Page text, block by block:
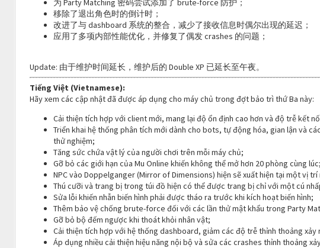
为 Party Matching 密码尝试添加了 brute-force 防护；
移除了退出角色时的倒计时；
改进了与 dashboard 系统的整合，减少了接收信息时偶尔出现的延迟；
应用了多项内部性能优化，并修复了偶发 crashes 的问题；
Update: 由于维护时间延长，维护后的 Double XP 已延长至午夜。
Tiếng Việt (Vietnamese):
Hãy xem các cập nhật đã được áp dụng cho máy chủ trong đợt bảo trì thứ Ba này:
Cải thiện tích hợp với client mới, mang lại độ ổn định cao hơn và độ trễ kết
Triển khai hệ thống phân tích mới dành cho bots, tự động hóa, gian lận và
thử nghiệm;
Tăng sức chứa vật lý của người chơi trên mỗi máy chủ;
Gỡ bỏ các giới hạn của Mu Online khiến không thể mở hơn 20 phòng cùng lúc;
NPC vào Doppelganger (Mirror of Dimensions) hiện sẽ xuất hiện tại một vị
Thú cưỡi và trang bị trong túi đồ hiện có thể được trang bị chỉ với một cú
Sửa lỗi khiến nhẫn biến hình phải được tháo ra trước khi kích hoạt biến hình;
Thêm bảo vệ chống brute-force đối với các lần thử mật khẩu trong Party
Gỡ bỏ bộ đếm ngược khi thoát khỏi nhân vật;
Cải thiện tích hợp với hệ thống dashboard, giảm các độ trễ thỉnh thoảng xảy
Áp dụng nhiều cải thiện hiệu năng nội bộ và sửa các crashes thỉnh thoảng